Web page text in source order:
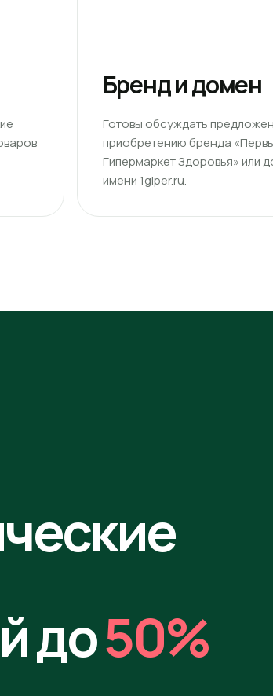
Бренд и домен
Готовы обсуждать
приобретению бренда
Гипермаркет Здоровья» или
имени 1giper.ru.
до50%